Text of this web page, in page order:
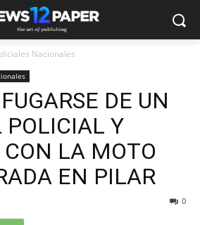
Nacionales
DE UN
POLICIAL Y
LA MOTO
EN PILAR
0